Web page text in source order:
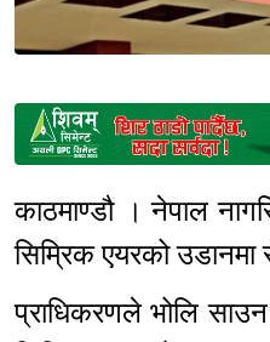
काठमाण्डौ । नेपाल
सिम्रिक एयरको उडानमा
प्राधिकरणले भोलि